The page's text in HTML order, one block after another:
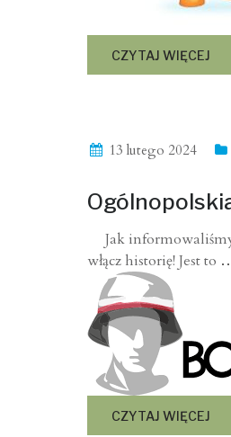
CZYTAJ WIĘCEJ
13 lutego 2024
Jak informowaliśmy
włącz historię! Jest to
CZYTAJ WIĘCEJ